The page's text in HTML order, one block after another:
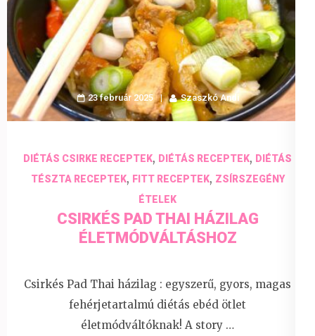
23 február 2025 Szaszkó Andi
DIÉTÁS CSIRKE RECEPTEK, DIÉTÁS RECEPTEK, DIÉTÁS
TÉSZTA RECEPTEK, FITT RECEPTEK, ZSÍRSZEGÉNY
ÉTELEK
CSIRKÉS PAD THAI HÁZILAG
ÉLETMÓDVÁLTÁSHOZ
Csirkés Pad Thai házilag : egyszerű, gyors, magas
fehérjetartalmú diétás ebéd ötlet
életmódváltóknak! A story …